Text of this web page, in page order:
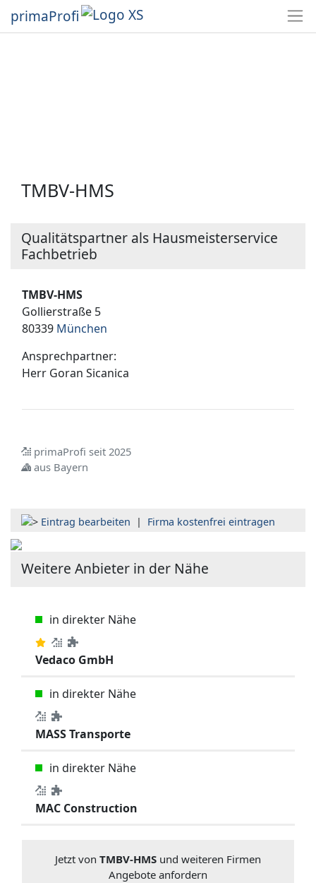
primaProfi
TMBV-HMS
Qualitätspartner als Hausmeisterservice
Fachbetrieb
TMBV-HMS
Gollierstraße 5
80339 München
Ansprechpartner:
Herr Goran Sicanica
primaProfi seit 2025
aus Bayern
Eintrag bearbeiten | Firma kostenfrei eintragen
Weitere Anbieter in der Nähe
in direkter Nähe
Vedaco GmbH
in direkter Nähe
MASS Transporte
in direkter Nähe
MAC Construction
Jetzt von TMBV-HMS und weiteren Firmen
Angebote anfordern